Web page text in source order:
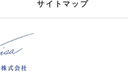
サイトマップ